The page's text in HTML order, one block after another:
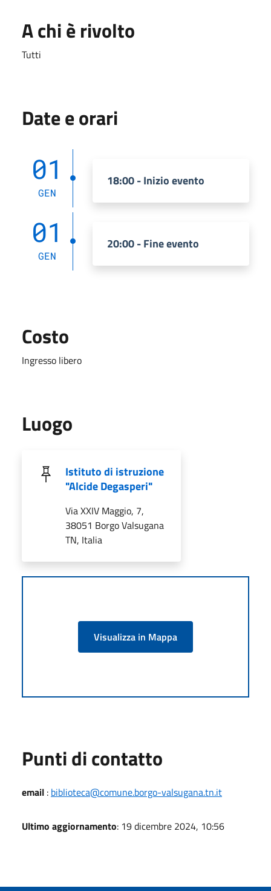
A chi è rivolto
Tutti
Date e orari
01
GEN
18:00 - Inizio evento
01
GEN
20:00 - Fine evento
Costo
Ingresso libero
Luogo
Istituto di istruzione
"Alcide Degasperi"
Via XXIV Maggio, 7,
38051 Borgo Valsugana
TN, Italia
Visualizza in Mappa
Punti di contatto
email : biblioteca@comune.borgo-valsugana.tn.it
Ultimo aggiornamento: 19 dicembre 2024, 10:56